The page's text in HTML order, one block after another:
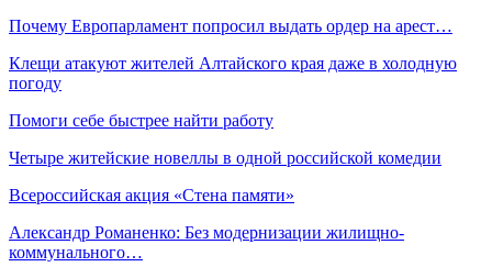
Почему Европарламент попросил выдать ордер на арест…
Клещи атакуют жителей Алтайского края даже в холодную
погоду
Помоги себе быстрее найти работу
Четыре житейские новеллы в одной российской комедии
Всероссийская акция «Стена памяти»
Александр Романенко: Без модернизации жилищно-
коммунального…